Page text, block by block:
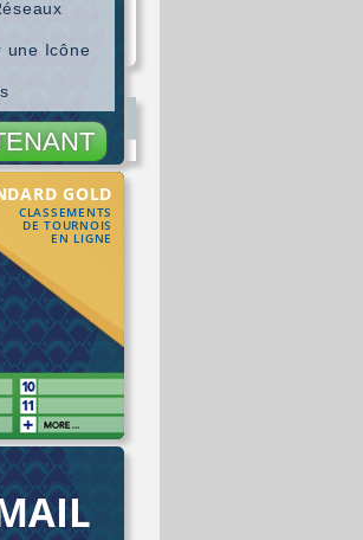
une Icône
GOLD
CLASSEMENTS
DE TOURNOIS
EN LIGNE